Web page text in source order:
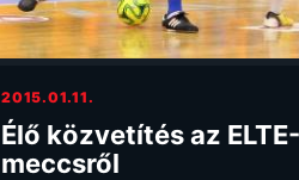
2015.01.11.
Élő közvetítés az
meccsről